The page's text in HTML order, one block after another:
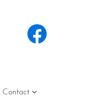
Contact